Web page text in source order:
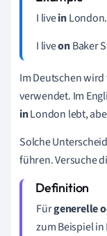
I livein
I liveonBaker
Im Deutschen
verwendet. Im
inLondon lebt,
Solche
führen. Versuche
Fürgenerelle
zum Beispiel